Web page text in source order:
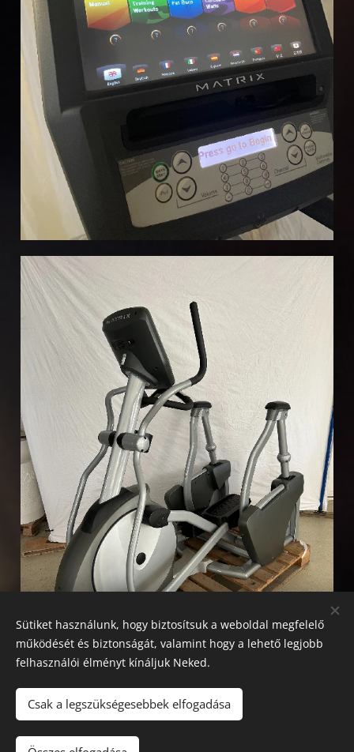
Sütiket használunk, hogy biztosítsuk a weboldal megfelelő
működését és biztonságát, valamint hogy a lehető legjobb
felhasználói élményt kínáljuk Neked.
Csak a legszükségesebbek elfogadása